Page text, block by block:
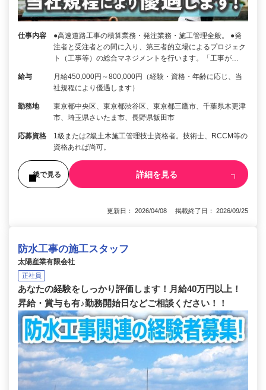
仕事内容
●高速道路工事の積算業務・発注業務・施工管理全般。 ●発
注者と受注者との間に入り、第三者的立場によるプロジェク
ト（工事等）の総合マネジメントを行います。「工事が…
給与
月給450,000円～800,000円（経験・資格・年齢に応じ、当
社規程により優遇します）
勤務地
東京都中央区、東京都渋谷区、東京都三鷹市、千葉県木更津
市、埼玉県さいたま市、長野県飯田市
応募資格
1級または2級土木施工管理技士資格者。技術士、RCCM等の
資格あれば尚可。
後で見る 詳細を見る
更新日： 2026/04/08 掲載終了日： 2026/09/25
防水工事の施工スタッフ
太陽産業有限会社
正社員
あなたの経験をしっかり評価します！月給40万円以上！
昇給・賞与も有♪勤務開始日などご相談ください！！